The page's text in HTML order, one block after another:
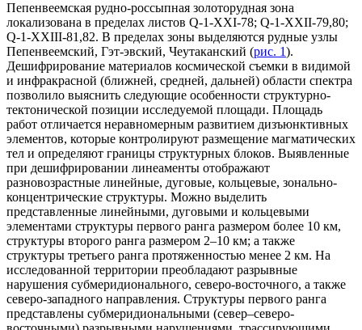
Пепенвеемская рудно-россыпная золоторудная зона
локализована в пределах листов Q-1-XXI-78; Q-1-XXII-79,80;
Q-1-XXIII-81,82. В пределах зоны выделяются рудные узлы
Пепенвеемский, Гэт-эвский, Чеутаканский (рис. 1).
Дешифрирование материалов космической съемки в видимой
и инфракрасной (ближней, средней, дальней) области спектра
позволило выяснить следующие особенности структурно-
тектонической позиции исследуемой площади. Площадь
работ отличается неравномерным развитием дизъюнктивных
элементов, которые контролируют размещение магматических
тел и определяют границы структурных блоков. Выявленные
при дешифрировании линеаменты отображают
разновозрастные линейные, дуговые, кольцевые, зонально-
концентрические структуры. Можно выделить
представленные линейными, дуговыми и кольцевыми
элементами структуры первого ранга размером более 10 км,
структуры второго ранга размером 2–10 км; а также
структуры третьего ранга протяженностью менее 2 км. На
исследованной территории преобладают разрывные
нарушения субмеридионального, северо-восточного, а также
северо-западного направления. Структуры первого ранга
представлены субмеридиональными (север–северо-